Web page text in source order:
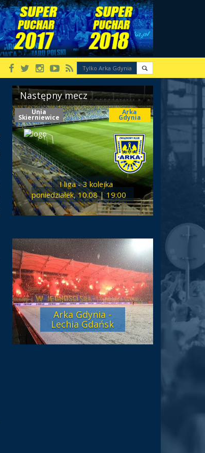
Następny mecz
Unia
Skierniewice
Arka
Gdynia
I liga - 3 kolejka
poniedziałek, 10.08 | 19:00
Arka Gdynia -
Lechia Gdańsk